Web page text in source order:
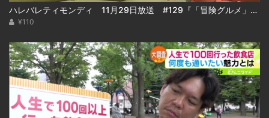
ハレバレティモンディ 11月29日放送 #129『「冒険グルメ」秋の大収穫祭＆重大発表！』
¥110